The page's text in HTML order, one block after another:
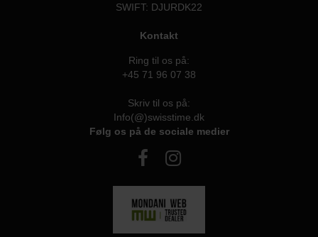
SWIFT: DJURDK22
Kontakt
Ring til os på:
+45 71 96 07 38
Skriv til os på:
Info(@)swisstime.dk
Følg os på de sociale medier